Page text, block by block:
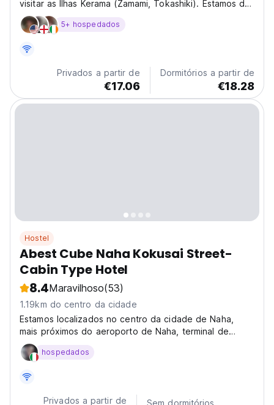
visitar as Ilhas Kerama (Zamami, Tokashiki). Estamos de
frente para o porto onde os barcos para as Ilhas
Kerama partem.5+ hospedados
Privados a partir de
€17.06
Dormitórios a partir de
€18.28
Hostel
Abest Cube Naha Kokusai Street-
Cabin Type Hotel
8.4Maravilhoso(53)
1.19km do centro da cidade
Estamos localizados no centro da cidade de Naha,
mais próximos do aeroporto de Naha, terminal de
ônibus e da rua Internacional. Temos quartos
compactos e confortáveis.
hospedados
Privados a partir de
Sem dormitórios